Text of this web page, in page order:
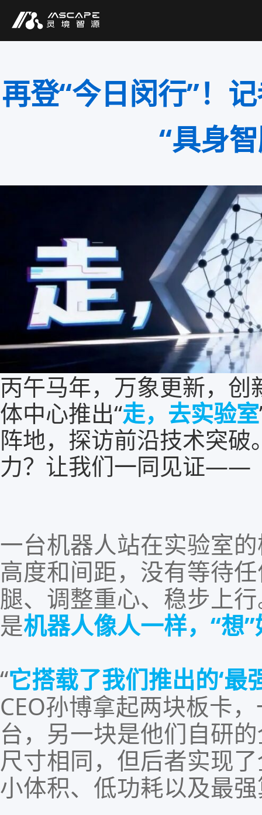
再登“今日闵行”！
“具身
丙午马年，万象更新，
体中心推出“走，去实验室
阵地，探访前沿技术突
力？让我们一同见证——
一台机器人站在实验室
高度和间距，没有等待
腿、调整重心、稳步上
是机器人像人一样， “想
“它搭载了我们推出的‘最
CEO孙博拿起两块板卡，
台，另一块是他们自研的
尺寸相同，但后者实现
小体积、低功耗以及最